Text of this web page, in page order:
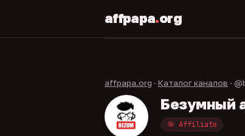
affpapa.org
affpapa.org · Каталог каналов ·
Безумный
🎯 Affiliate